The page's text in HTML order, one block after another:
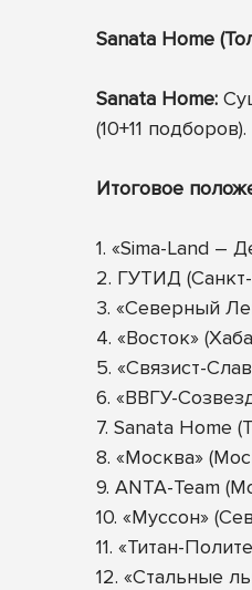
Sanata Home
Sanata Home:
(10+11 подборов).
Итоговое
1. «Sima-Land –
2. ГУТИД
3. «Северный
4. «Восток»
5. «Связист-
6. «ВВГУ-
7. Sanata Home
8. «Москва»
9. ANTA-Team
10. «Муссон»
11. «Титан-
12. «Стальные